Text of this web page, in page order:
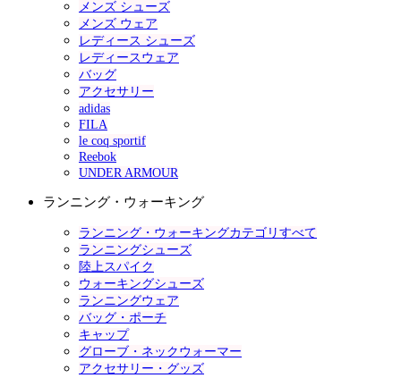
メンズ シューズ
メンズ ウェア
レディース シューズ
レディースウェア
バッグ
アクセサリー
adidas
FILA
le coq sportif
Reebok
UNDER ARMOUR
ランニング・ウォーキング
ランニング・ウォーキングカテゴリすべて
ランニングシューズ
陸上スパイク
ウォーキングシューズ
ランニングウェア
バッグ・ポーチ
キャップ
グローブ・ネックウォーマー
アクセサリー・グッズ